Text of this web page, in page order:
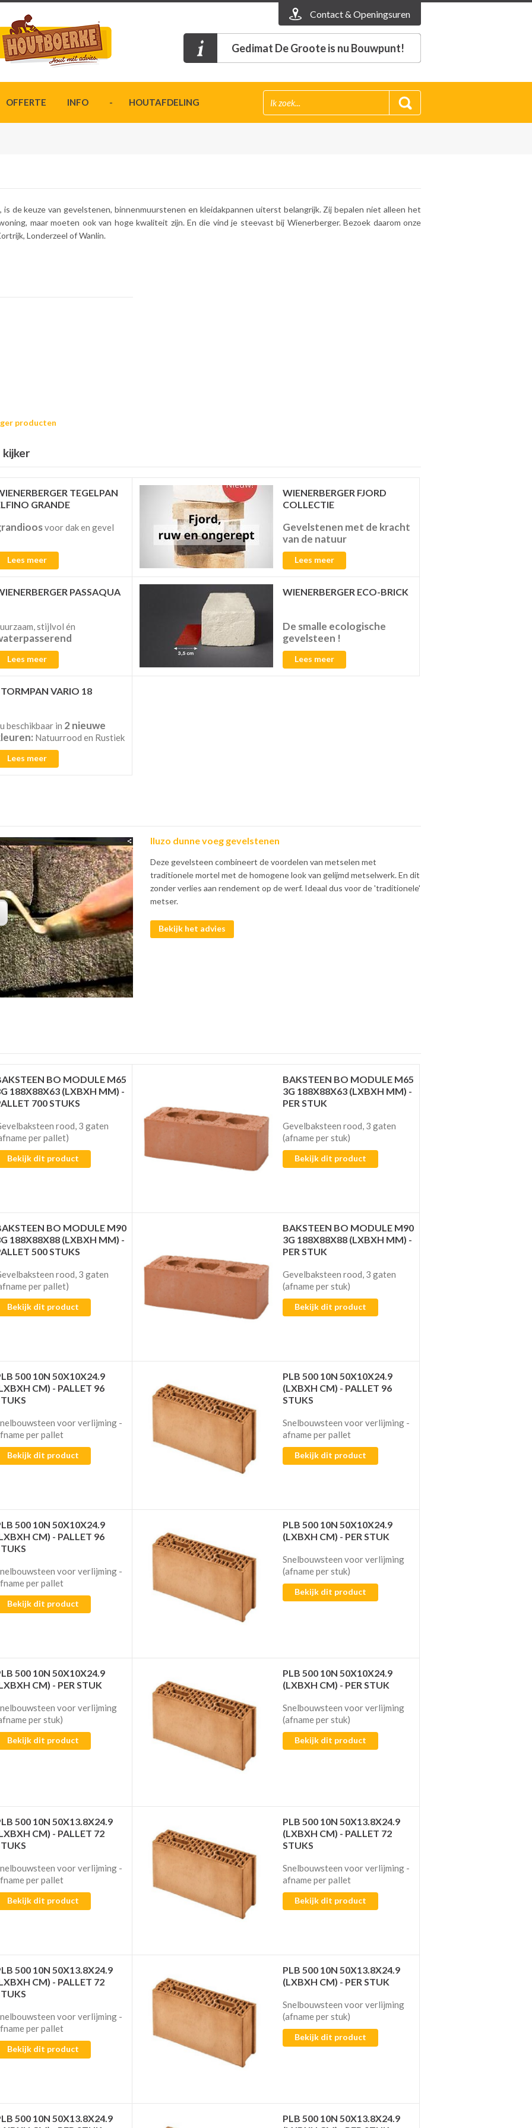
Contact & Openingsuren
Gedimat De Groote is nu Bouwpunt!
OFFERTE INFO - HOUTAFDELING
de keuze van gevelstenen, binnenmuurstenen en kleidakpannen uiterst belangrijk. Zij bepalen niet alleen het
maar moeten ook van hoge kwaliteit zijn. En die vind je steevast bij Wienerberger. Bezoek daarom onze
Londerzeel of Wanlin.
producten
kijker
TEGELPAN
GRANDE
voor dak en gevel
Lees meer
WIENERBERGER FJORD
COLLECTIE
Gevelstenen met de kracht
van de natuur
Lees meer
PASSAQUA
stijlvol én
Lees meer
WIENERBERGER ECO-BRICK
De smalle ecologische
gevelsteen !
Lees meer
VARIO 18
beschikbaar in 2 nieuwe
Natuurrood en Rustiek
Lees meer
Iluzo dunne voeg gevelstenen
Deze gevelsteen combineert de voordelen van metselen met
traditionele mortel met de homogene look van gelijmd metselwerk. En dit
zonder verlies aan rendement op de werf. Ideaal dus voor de 'traditionele'
metser.
Bekijk het advies
BO MODULE M65
188X88X63 (LXBXH MM) -
700 STUKS
rood, 3 gaten
per pallet)
Bekijk dit product
BAKSTEEN BO MODULE M65
3G 188X88X63 (LXBXH MM) -
PER STUK
Gevelbaksteen rood, 3 gaten
(afname per stuk)
Bekijk dit product
BO MODULE M90
188X88X88 (LXBXH MM) -
500 STUKS
rood, 3 gaten
per pallet)
Bekijk dit product
BAKSTEEN BO MODULE M90
3G 188X88X88 (LXBXH MM) -
PER STUK
Gevelbaksteen rood, 3 gaten
(afname per stuk)
Bekijk dit product
500 10N 50X10X24.9
CM) - PALLET 96
voor verlijming​​​​​​ -
per pallet
Bekijk dit product
PLB 500 10N 50X10X24.9
(LXBXH CM) - PALLET 96
STUKS
Snelbouwsteen voor verlijming​​​​​​ -
afname per pallet
Bekijk dit product
500 10N 50X10X24.9
CM) - PALLET 96
voor verlijming​​​​​​ -
per pallet
Bekijk dit product
PLB 500 10N 50X10X24.9
(LXBXH CM) - PER STUK
Snelbouwsteen voor verlijming​​​​​​
(afname per stuk)
Bekijk dit product
500 10N 50X10X24.9
CM) - PER STUK
voor verlijming​​​​​​
per stuk)
Bekijk dit product
PLB 500 10N 50X10X24.9
(LXBXH CM) - PER STUK
Snelbouwsteen voor verlijming​​​​​​
(afname per stuk)
Bekijk dit product
500 10N 50X13.8X24.9
CM) - PALLET 72
voor verlijming​​​​​​ -
per pallet
Bekijk dit product
PLB 500 10N 50X13.8X24.9
(LXBXH CM) - PALLET 72
STUKS
Snelbouwsteen voor verlijming​​​​​​ -
afname per pallet
Bekijk dit product
500 10N 50X13.8X24.9
CM) - PALLET 72
voor verlijming​​​​​​ -
per pallet
Bekijk dit product
PLB 500 10N 50X13.8X24.9
(LXBXH CM) - PER STUK
Snelbouwsteen voor verlijming​​​​​​
(afname per stuk)
Bekijk dit product
500 10N 50X13.8X24.9
PLB 500 10N 50X13.8X24.9